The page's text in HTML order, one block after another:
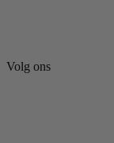
Volg ons